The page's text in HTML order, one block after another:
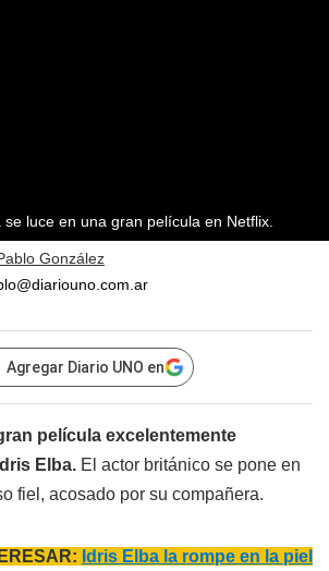
luce en una gran película en Netflix.
González
Agregar Diario UNO en
película excelentemente
Elba. El actor británico se pone en
fiel, acosado por su compañera.
Idris Elba la rompe en la piel